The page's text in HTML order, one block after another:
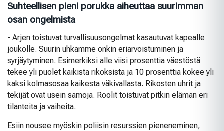
Suhteellisen pieni porukka aiheuttaa suurimman
osan ongelmista
- Arjen toistuvat turvallisuusongelmat kasautuvat kapealle
joukolle. Suurin uhkamme onkin eriarvoistuminen ja
syrjäytyminen. Esimerkiksi alle viisi prosenttia väestöstä
tekee yli puolet kaikista rikoksista ja 10 prosenttia kokee yli
kaksi kolmasosaa kaikesta väkivallasta. Rikosten uhrit ja
tekijät ovat usein samoja. Roolit toistuvat pitkin elämän eri
tilanteita ja vaiheita.
Esiin nousee myöskin poliisin resurssien pieneneminen,